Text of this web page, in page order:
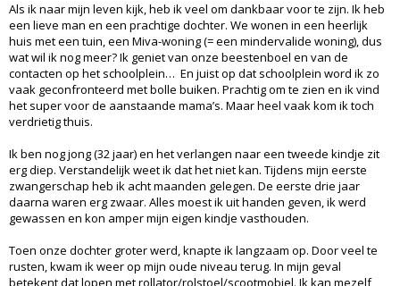
Als ik naar mijn leven kijk, heb ik veel om dankbaar voor te zijn. Ik heb
een lieve man en een prachtige dochter. We wonen in een heerlijk
huis met een tuin, een Miva-woning (= een mindervalide woning), dus
wat wil ik nog meer? Ik geniet van onze beestenboel en van de
contacten op het schoolplein… En juist op dat schoolplein word ik zo
vaak geconfronteerd met bolle buiken. Prachtig om te zien en ik vind
het super voor de aanstaande mama’s. Maar heel vaak kom ik toch
verdrietig thuis.
Ik ben nog jong (32 jaar) en het verlangen naar een tweede kindje zit
erg diep. Verstandelijk weet ik dat het niet kan. Tijdens mijn eerste
zwangerschap heb ik acht maanden gelegen. De eerste drie jaar
daarna waren erg zwaar. Alles moest ik uit handen geven, ik werd
gewassen en kon amper mijn eigen kindje vasthouden.
Toen onze dochter groter werd, knapte ik langzaam op. Door veel te
rusten, kwam ik weer op mijn oude niveau terug. In mijn geval
betekent dat lopen met rollator/rolstoel/scootmobiel. Ik kan mezelf